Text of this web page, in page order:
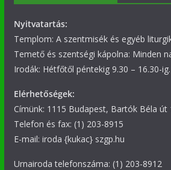
Nyitvatartás:
Templom: A szentmisék és egyéb
Temető és szentségi kápolna: Minden
Irodák: Hétfőtől péntekig 9.30 – 16.30-ig.
Elérhetőségek:
Címünk: 1115 Budapest, Bartók Béla út
Telefon és fax: (1) 203-8915
E-mail: iroda {kukac} szgp.hu
Urnairoda telefonszáma: (1) 203-8912